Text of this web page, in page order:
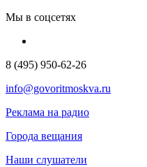
Мы в соцсетях
8 (495) 950-62-26
info@govoritmoskva.ru
Реклама на радио
Города вещания
Наши слушатели